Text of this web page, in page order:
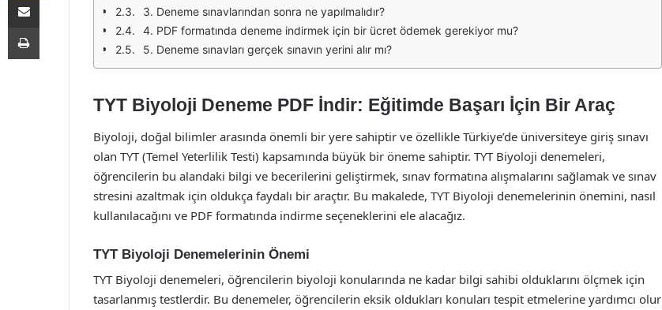
3. Deneme sınavlarından sonra ne yapılmalıdır?
4. PDF formatında deneme indirmek için bir ücret ödemek gerekiyor mu?
5. Deneme sınavları gerçek sınavın yerini alır mı?
TYT Biyoloji Deneme PDF İndir: Eğitimde Başarı İçin Bir Araç
Biyoloji, doğal bilimler arasında önemli bir yere sahiptir ve özellikle Türkiye’de üniversiteye giriş sınavı
olan TYT (Temel Yeterlilik Testi) kapsamında büyük bir öneme sahiptir. TYT Biyoloji denemeleri,
öğrencilerin bu alandaki bilgi ve becerilerini geliştirmek, sınav formatına alışmalarını sağlamak ve sınav
stresini azaltmak için oldukça faydalı bir araçtır. Bu makalede, TYT Biyoloji denemelerinin önemini, nasıl
kullanılacağını ve PDF formatında indirme seçeneklerini ele alacağız.
TYT Biyoloji Denemelerinin Önemi
TYT Biyoloji denemeleri, öğrencilerin biyoloji konularında ne kadar bilgi sahibi olduklarını ölçmek için
tasarlanmış testlerdir. Bu denemeler, öğrencilerin eksik oldukları konuları tespit etmelerine yardımcı olur